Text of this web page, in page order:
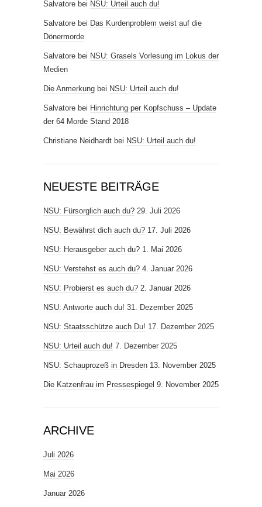
Salvatore bei NSU: Urteil auch du!
Salvatore bei Das Kurdenproblem weist auf die
Dönermorde
Salvatore bei NSU: Grasels Vorlesung im Lokus der
Medien
Die Anmerkung bei NSU: Urteil auch du!
Salvatore bei Hinrichtung per Kopfschuss – Update
der 64 Morde Stand 2018
Christiane Neidhardt bei NSU: Urteil auch du!
NEUESTE BEITRÄGE
NSU: Fürsorglich auch du? 29. Juli 2026
NSU: Bewährst dich auch du? 17. Juli 2026
NSU: Herausgeber auch du? 1. Mai 2026
NSU: Verstehst es auch du? 4. Januar 2026
NSU: Probierst es auch du? 2. Januar 2026
NSU: Antworte auch du! 31. Dezember 2025
NSU: Staatsschütze auch Du! 17. Dezember 2025
NSU: Urteil auch du! 7. Dezember 2025
NSU: Schauprozeß in Dresden 13. November 2025
Die Katzenfrau im Pressespiegel 9. November 2025
ARCHIVE
Juli 2026
Mai 2026
Januar 2026